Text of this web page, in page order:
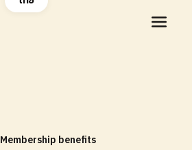
Membership benefits